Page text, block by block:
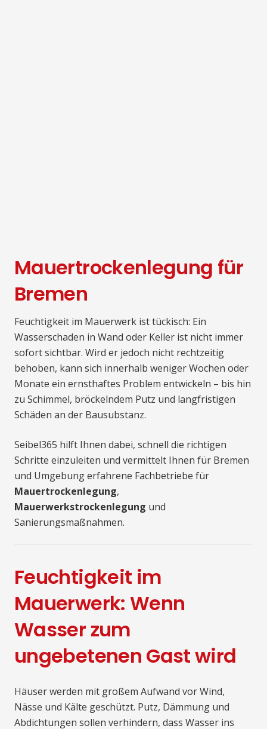
Mauertrockenlegung für
Bremen
Feuchtigkeit im Mauerwerk ist tückisch: Ein
Wasserschaden in Wand oder Keller ist nicht immer
sofort sichtbar. Wird er jedoch nicht rechtzeitig
behoben, kann sich innerhalb weniger Wochen oder
Monate ein ernsthaftes Problem entwickeln – bis hin
zu Schimmel, bröckelndem Putz und langfristigen
Schäden an der Bausubstanz.
Seibel365 hilft Ihnen dabei, schnell die richtigen
Schritte einzuleiten und vermittelt Ihnen für Bremen
und Umgebung erfahrene Fachbetriebe für
Mauertrockenlegung,
Mauerwerkstrockenlegung und
Sanierungsmaßnahmen.
Feuchtigkeit im
Mauerwerk: Wenn
Wasser zum
ungebetenen Gast wird
Häuser werden mit großem Aufwand vor Wind,
Nässe und Kälte geschützt. Putz, Dämmung und
Abdichtungen sollen verhindern, dass Wasser ins